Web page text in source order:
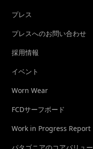
プレス
プレスへのお問い合わせ
採用情報
イベント
Worn Wear
FCDサーフボード
Work in Progress Report